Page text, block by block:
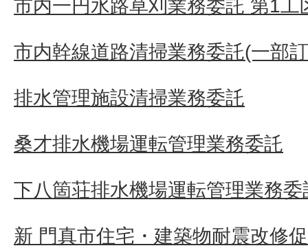
市内一円水路草刈業務委託 第1工
市内幹線道路清掃業務委託(一部
排水管理施設清掃業務委託
桑才排水機場運転管理業務委託
下八箇荘排水機場運転管理業務委
新 門真市住宅・建築物耐震改修